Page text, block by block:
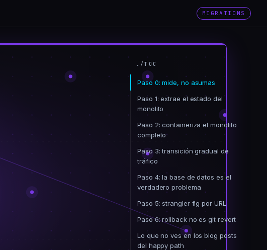
MIGRATIONS
./TOC
Paso 0: mide, no asumas
Paso 1: extrae el estado del
monolito
Paso 2: containeriza el monolito
completo
Paso 3: transición gradual de
tráfico
Paso 4: la base de datos es el
verdadero problema
Paso 5: strangler fig por URL
Paso 6: rollback no es git revert
Lo que no ves en los blog posts
del happy path